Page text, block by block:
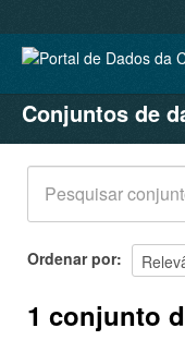
CONJUNTOS DE
ORGANIZAÇÕES
GRUPOS
SOBRE
Conjuntos de
Ordenar por
1 conjunto